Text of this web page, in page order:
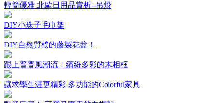
輕簡優雅 北歐日用品賞析--吊燈
DIY小珠子毛巾架
DIY自然質樸的藤製花盆！
跟上普普風潮流！繽紛多彩的木相框
讓求學生涯更精彩 多功能的Colorful家具